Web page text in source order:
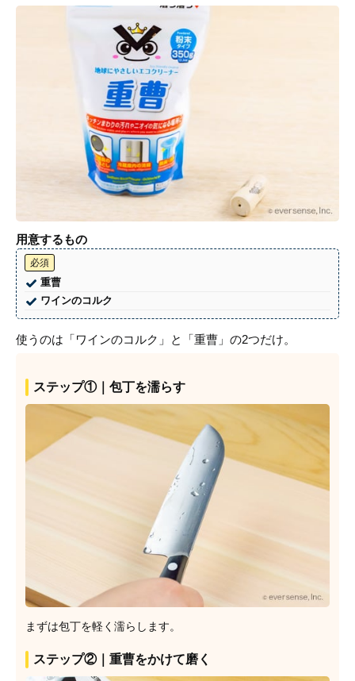
用意するもの
必須
重曹
ワインのコルク
使うのは「ワインのコルク」と「重曹」の2つだけ。
ステップ①｜包丁を濡らす
まずは包丁を軽く濡らします。
ステップ②｜重曹をかけて磨く